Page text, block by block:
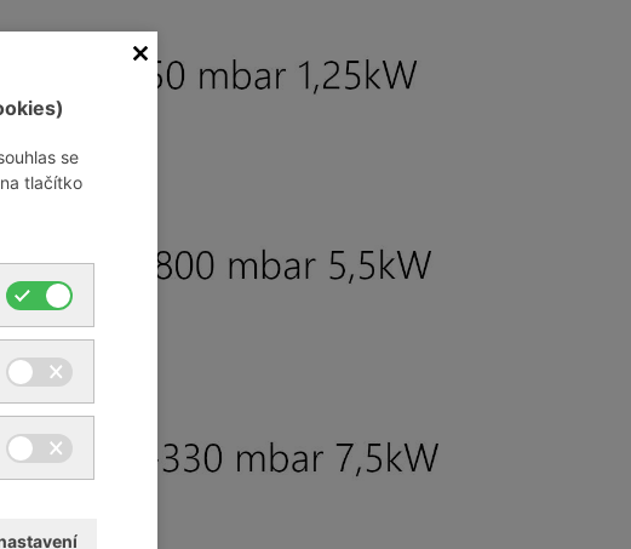
se
tlačítko